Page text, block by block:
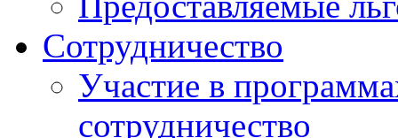
Сотрудничество
Участие в
сотрудничество